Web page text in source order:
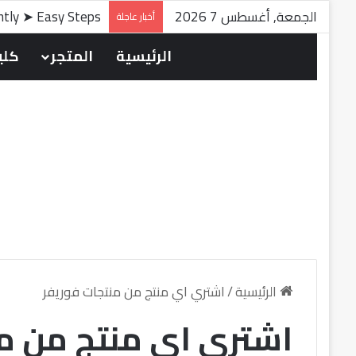
الجمعة, أغسطس 7 2026 أخبار عاجلة ➤ Easy Steps
الرئيسية المتجر
الرئيسية/اشتري اي منتج من منتجات فوريفر
اشتري اي منتج من